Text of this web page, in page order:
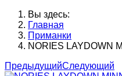
Вы здесь:
Главная
Приманки
NORIES LAYDOWN
ПредыдущийСледующий